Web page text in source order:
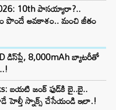
10th పాసయ్యారా?..
పొందే అవకాశం.. మంచి జీతం
డిస్‌ప్లే, 8,000mAh బ్యాటరీతో
బయటి జంక్ ఫుడ్‌కి బై..బై..
హెల్తీ స్నాక్స్ చేసేయండి ఇలా.!